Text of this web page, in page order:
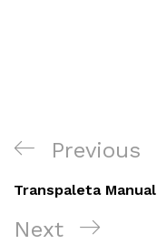
Navegación
entradas
Previous
Post
Previous
Transpaleta Manual
Next
Next